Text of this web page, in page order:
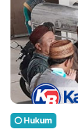
Hukum